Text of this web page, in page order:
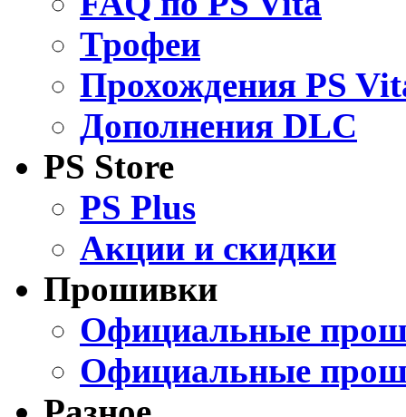
Трофеи
Прохождения PS
Дополнения DLC
PS Store
PS Plus
Акции и скидки
Прошивки
Официальные
Официальные